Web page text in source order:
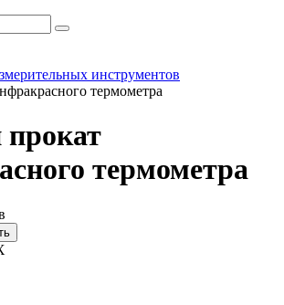
инструментов
термометра
термометра